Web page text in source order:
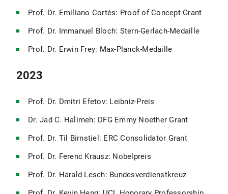
Prof. Dr. Emiliano Cortés: Proof of Concept Grant
Prof. Dr. Immanuel Bloch: Stern-Gerlach-Medaille
Prof. Dr. Erwin Frey: Max-Planck-Medaille
2023
Prof. Dr. Dmitri Efetov: Leibniz-Preis
Dr. Jad C. Halimeh: DFG Emmy Noether Grant
Prof. Dr. Til Birnstiel: ERC Consolidator Grant
Prof. Dr. Ferenc Krausz: Nobelpreis
Prof. Dr. Harald Lesch: Bundesverdienstkreuz